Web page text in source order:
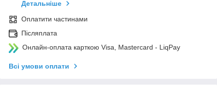
Детальніше
Оплатити частинами
Післяплата
Онлайн-оплата карткою Visa, Mastercard - LiqPay
Всі умови оплати